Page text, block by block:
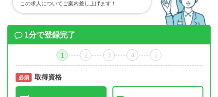
この求人についてご案内差し上げます！
1分で登録完了
1 2 3 4 5
必須 取得資格